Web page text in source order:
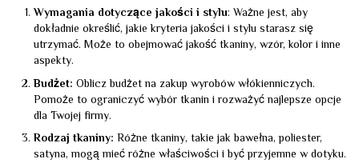
Wymagania dotyczące jakości i stylu: Ważne jest, aby
dokładnie określić, jakie kryteria jakości i stylu starasz się
utrzymać. Może to obejmować jakość tkaniny, wzór, kolor i inne
aspekty.
Budżet: Oblicz budżet na zakup wyrobów włókienniczych.
Pomoże to ograniczyć wybór tkanin i rozważyć najlepsze opcje
dla Twojej firmy.
Rodzaj tkaniny: Różne tkaniny, takie jak bawełna, poliester,
satyna, mogą mieć różne właściwości i być przyjemne w dotyku.